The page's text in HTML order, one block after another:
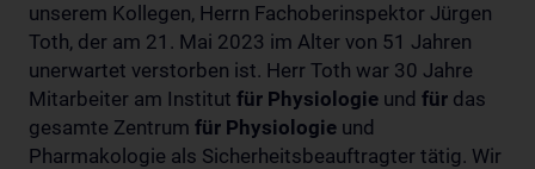
unserem Kollegen, Herrn Fachoberinspektor Jürgen
Toth, der am 21. Mai 2023 im Alter von 51 Jahren
unerwartet verstorben ist. Herr Toth war 30 Jahre
Mitarbeiter am Institut für Physiologie und für das
gesamte Zentrum für Physiologie und
Pharmakologie als Sicherheitsbeauftragter tätig. Wir